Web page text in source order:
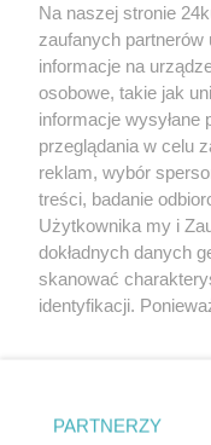
Zapamiętać?
Zaloguj
Zapomniałem hasła
Copyright ©
Na naszej stronie
zaufanych
informacje na
osobowe, takie jak
informacje
przeglądania w celu
reklam, wybór
treści, badanie
Użytkownika my i
dokładnych danych
skanować
identyfikacji.
prywatności
. Niektóre rodzaje
PARTNERZY